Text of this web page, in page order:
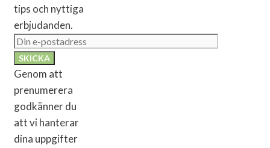
tips och nyttiga
erbjudanden.
Genom att
prenumerera
godkänner du
att vi hanterar
dina uppgifter